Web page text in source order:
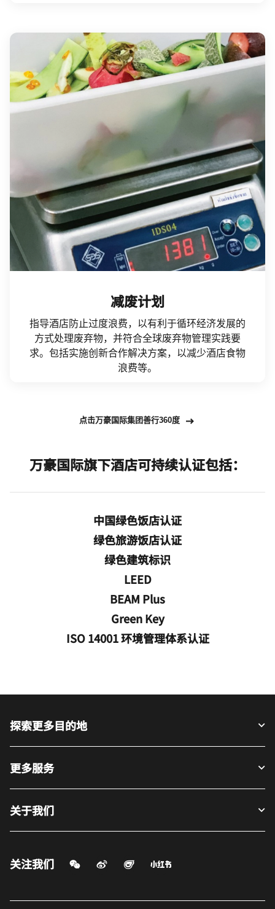
减废计划
指导酒店防止过度浪费，以有利于循环经济发展的
方式处理废弃物，并符合全球废弃物管理实践要
求。包括实施创新合作解决方案，以减少酒店食物
浪费等。
点击万豪国际集团善行360度Open in New Tab
万豪国际旗下酒店可持续认证包括：
中国绿色饭店认证
绿色旅游饭店认证
绿色建筑标识
LEED
BEAM Plus
Green Key
ISO 14001 环境管理体系认证
探索更多目的地
更多服务
关于我们
关注我们 微信扫一扫
微博
打开新窗口
飞猪
打开新窗口打开新窗口